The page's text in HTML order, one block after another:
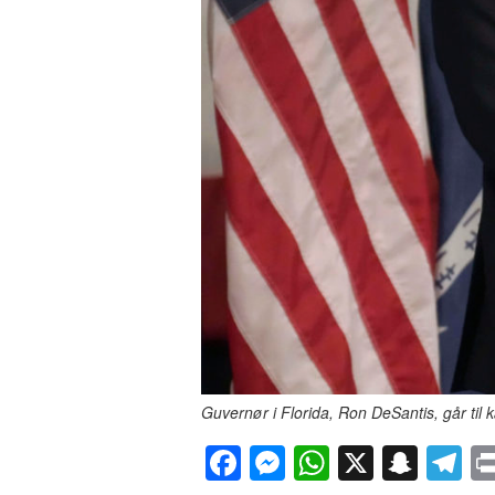
Guvernør i Florida, Ron DeSantis, går til
F
M W X S
T